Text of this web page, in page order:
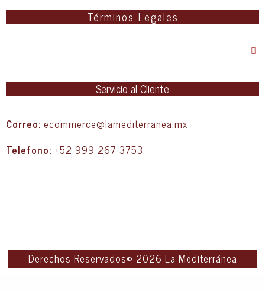
Términos Legales
Servicio al Cliente
Correo: ecommerce@lamediterranea.mx
Telefono: +52 999 267 3753
Derechos Reservados© 2026 La Mediterránea